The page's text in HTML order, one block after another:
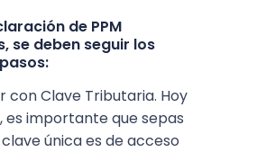
de PPM
se deben seguir los
con Clave Tributaria. Hoy
es importante que sepas
única es de acceso